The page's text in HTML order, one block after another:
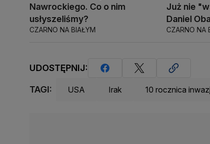
Nawrockiego. Co o nim
usłyszeliśmy?
CZARNO NA BIAŁYM
Już nie
Daniel
CZARNO NA
UDOSTĘPNIJ:
TAGI: USA Irak 10 rocznica